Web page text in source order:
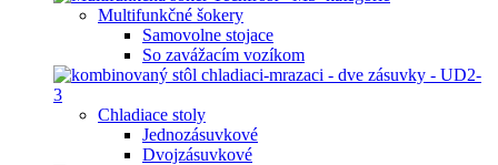
Multifunkčné šokery
Samovolne stojace
So zavážacím vozíkom
Chladiace stoly
Jednozásuvkové
Dvojzásuvkové